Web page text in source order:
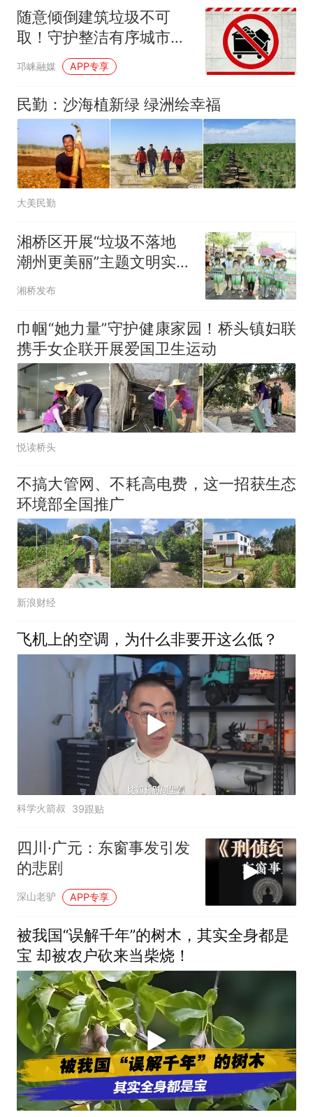
随意倾倒建筑垃圾不可
取！守护整洁有序城市空
间
邛崃融媒 APP专享
民勤：沙海植新绿 绿洲绘幸福
大美民勤
湘桥区开展“垃圾不落地
潮州更美丽”主题文明实践
活动
湘桥发布
巾帼“她力量”守护健康家园！桥头镇妇联
携手女企联开展爱国卫生运动
悦读桥头
不搞大管网、不耗高电费，这一招获生态
环境部全国推广
新浪财经
飞机上的空调，为什么非要开这么低？
科学火箭叔 39跟贴
四川·广元：东窗事发引发
的悲剧
深山老驴 APP专享
被我国“误解千年”的树木，其实全身都是
宝 却被农户砍来当柴烧！